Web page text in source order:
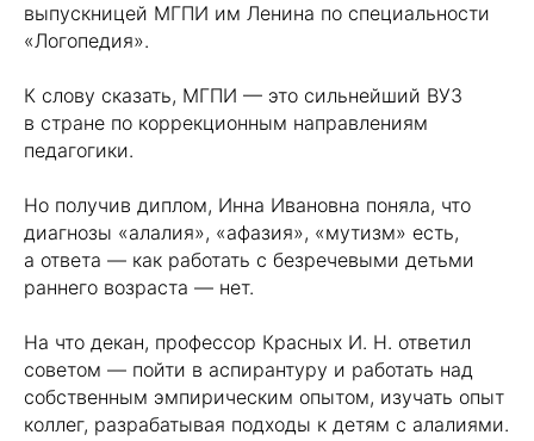
выпускницей МГПИ им Ленина по специальности
«Логопедия».
К слову сказать, МГПИ — это сильнейший ВУЗ
в стране по коррекционным направлениям
педагогики.
Но получив диплом, Инна Ивановна поняла, что
диагнозы «алалия», «афазия», «мутизм» есть,
а ответа — как работать с безречевыми детьми
раннего возраста — нет.
На что декан, профессор Красных И. Н. ответил
советом — пойти в аспирантуру и работать над
собственным эмпирическим опытом, изучать опыт
коллег, разрабатывая подходы к детям с алалиями.